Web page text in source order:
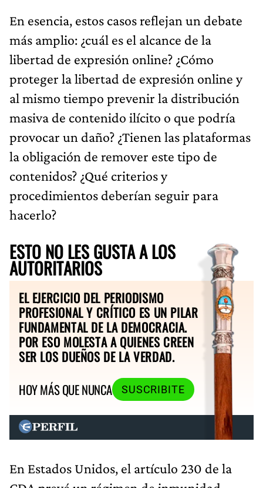
En esencia, estos casos reflejan un debate
más amplio: ¿cuál es el alcance de la
libertad de expresión online? ¿Cómo
proteger la libertad de expresión online y
al mismo tiempo prevenir la distribución
masiva de contenido ilícito o que podría
provocar un daño? ¿Tienen las plataformas
la obligación de remover este tipo de
contenidos? ¿Qué criterios y
procedimientos deberían seguir para
hacerlo?
ESTO NO LES GUSTA A LOS
AUTORITARIOS
EL EJERCICIO DEL PERIODISMO
PROFESIONAL Y CRÍTICO ES UN PILAR
FUNDAMENTAL DE LA DEMOCRACIA.
POR ESO MOLESTA A QUIENES CREEN
SER LOS DUEÑOS DE LA VERDAD.
HOY MÁS QUE NUNCA
SUSCRIBITE
En Estados Unidos, el artículo 230 de la